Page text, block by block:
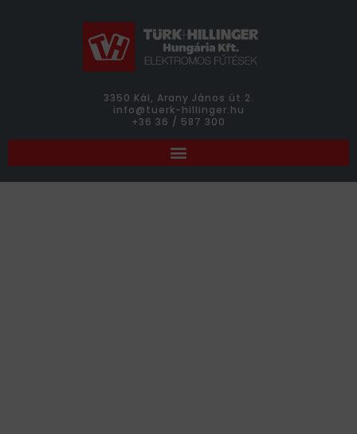
3350 Kál, Arany János út 2.
info@tuerk-hillinger.hu
+36 36 / 587 300